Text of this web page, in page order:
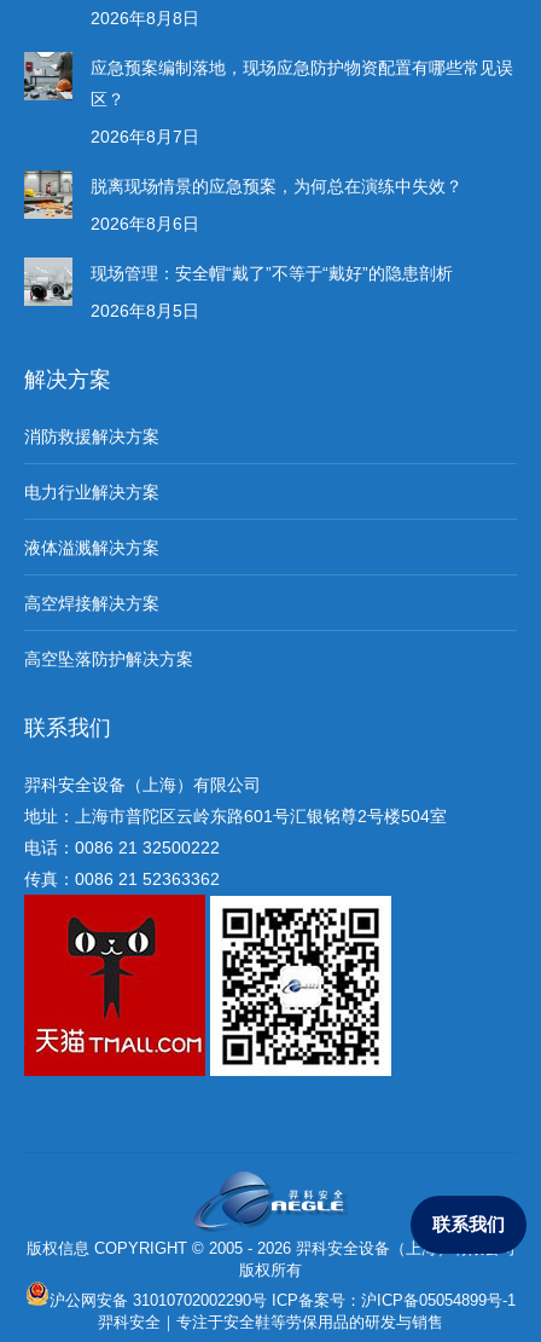
2026年8月8日
应急预案编制落地，现场应急防护物资配置有哪些常见误
区？
2026年8月7日
脱离现场情景的应急预案，为何总在演练中失效？
2026年8月6日
现场管理：安全帽“戴了”不等于“戴好”的隐患剖析
2026年8月5日
解决方案
消防救援解决方案
电力行业解决方案
液体溢溅解决方案
高空焊接解决方案
高空坠落防护解决方案
联系我们
羿科安全设备（上海）有限公司
地址：上海市普陀区云岭东路601号汇银铭尊2号楼504室
电话：0086 21 32500222
传真：0086 21 52363362
版权信息 COPYRIGHT © 2005 - 2026 羿科安全设备（上海）有限公司
版权所有
沪公网安备 31010702002290号 ICP备案号： 沪ICP备05054899号-1
羿科安全｜专注于安全鞋等劳保用品的研发与销售
联系我们